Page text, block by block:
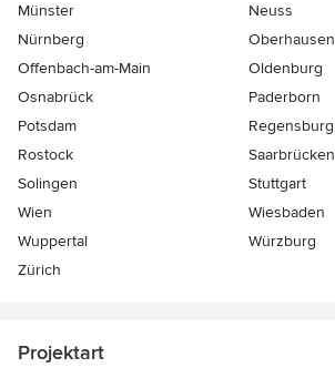
Münster
Neuss
Nürnberg
Oberhausen
Offenbach-am-Main
Oldenburg
Osnabrück
Paderborn
Potsdam
Regensburg
Rostock
Saarbrücken
Solingen
Stuttgart
Wien
Wiesbaden
Wuppertal
Würzburg
Zürich
Projektart